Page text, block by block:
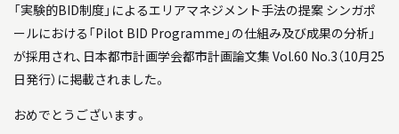
WEB MAGAZINE
WEBマガジン「SHUNKEN WEB」
BACK NUMBER「駿建（1996 - 2021）」
「実験的BID制度」によるエリアマネジメント手法の提案 シンガポ
ールにおける「Pilot BID Programme」の仕組み及び成果の分析」
が採用され、日本都市計画学会都市計画論文集 Vol.60 No.3（10月25
日発行）に掲載されました。
おめでとうございます。